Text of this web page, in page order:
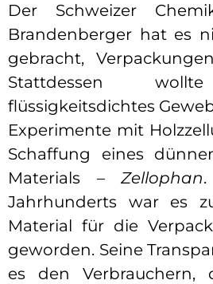
Der Schweizer
Brandenberger hat es
gebracht,
Stattdessen
flüssigkeitsdichtes
Experimente mit
Schaffung eines
Materials –Zellophan
Jahrhunderts war es
Material für die
geworden. Seine
es den Verbrauchern,